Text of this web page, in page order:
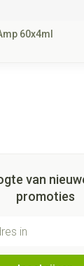
60x4ml
van
promoties